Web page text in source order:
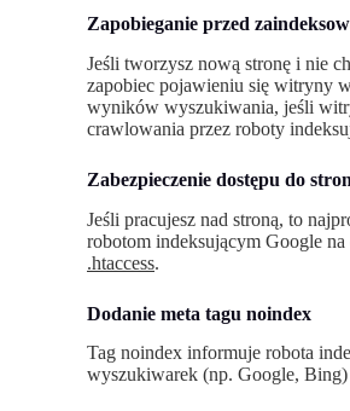
Zapobieganie przed
Jeśli tworzysz nową stronę i nie
zapobiec pojawieniu się witryny
wyników wyszukiwania, jeśli
crawlowania przez roboty
Zabezpieczenie dostępu do
Jeśli pracujesz nad stroną, to
robotom indeksującym Google
.htaccess.
Dodanie meta tagu noindex
Tag noindex informuje robota
wyszukiwarek (np. Google,